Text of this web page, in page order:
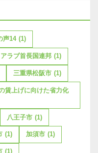
声14 (1)
アラブ首長国連邦 (1)
三重県松阪市 (1)
賃上げに向けた省力化
八王子市 (1)
(1) 加須市 (1)
(1)